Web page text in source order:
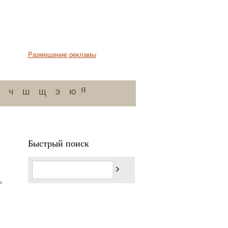
Размещение рекламы
ч ш щ э ю я
Быстрый поиск